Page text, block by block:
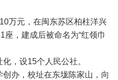
元，在闽东苏区柏柱洋兴
，建成后被命名为“红领巾
，设15个人民公社。
办，校址在东垅陈家山，向